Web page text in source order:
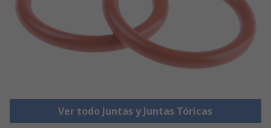
Ver todo Juntas y Juntas Tóricas